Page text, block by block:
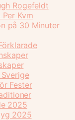
Rogefeldt
Kvm
på 30 Minuter
Fester
2025
2025